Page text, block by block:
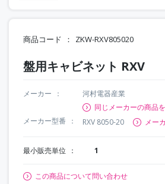
商品コード ZKW-RXV805020
盤用キャビネット RXV
メーカー
河村電器産業
同じメーカーの商品
メーカー型番
RXV 8050-20 メー
最小販売単位 1
この商品について問い合わせ